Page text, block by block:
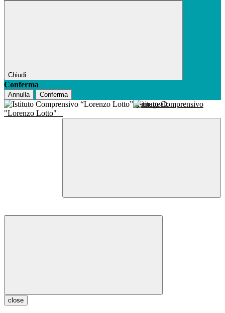
Chiudi
Conferma
Annulla Conferma
Istituto Comprensivo
"Lorenzo Lotto"
close